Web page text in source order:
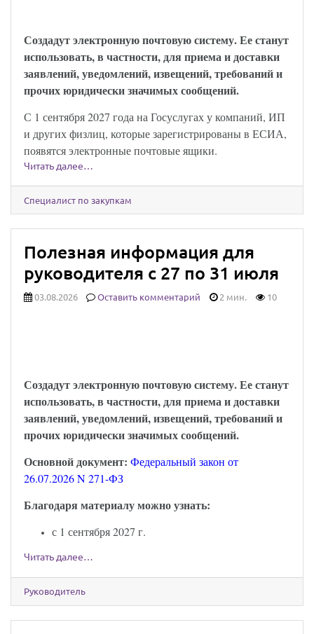
Создадут электронную почтовую систему. Ее станут
использовать, в частности, для приема и доставки
заявлений, уведомлений, извещений, требований и
прочих юридически значимых сообщений.
С 1 сентября 2027 года на Госуслугах у компаний, ИП
и других физлиц, которые зарегистрированы в ЕСИА,
появятся электронные почтовые ящики.
Читать далее…
Специалист по закупкам
Полезная информация для
руководителя с 27 по 31 июля
03.08.2026 Оставить комментарий 2 мин. 10
Создадут электронную почтовую систему. Ее станут
использовать, в частности, для приема и доставки
заявлений, уведомлений, извещений, требований и
прочих юридически значимых сообщений.
Основной документ: Федеральный закон от
26.07.2026 N 271-ФЗ
Благодаря материалу можно узнать:
с 1 сентября 2027 г.
Читать далее…
Руководитель